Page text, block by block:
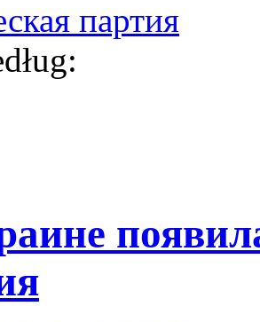
партия